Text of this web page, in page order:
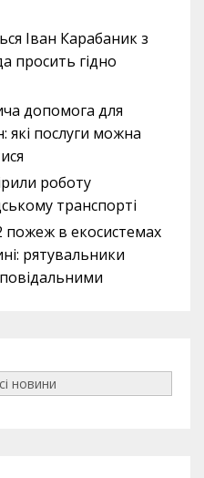
Іван Карабаник з
просить гідно
допомога для
які послуги можна
роботу
транспорті
пожеж в екосистемах
рятувальники
новини